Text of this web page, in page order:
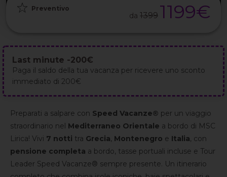
Preventivo
da 1399 1199€
Last minute -200€
Paga il saldo della tua vacanza per ricevere uno sconto
immediato di 200€
Preparati a salpare con Speed Vacanze® per un viaggio
straordinario nel Mediterraneo Orientale a bordo di MSC
Lirica! Vivi 7 notti tra Grecia, Montenegro e Italia, con
pensione completa a bordo, tasse portuali incluse e Tour
Leader Speed Vacanze® sempre presente. Un itinerario